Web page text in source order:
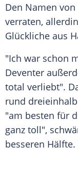
Den Namen
verraten,
Glückliche aus
"Ich war schon
Deventer
total verliebt".
rund
"am besten für
ganz toll",
besseren Hälfte.